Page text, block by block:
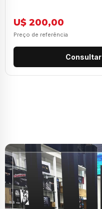
U$ 200,00
Preço de referência
Consultar